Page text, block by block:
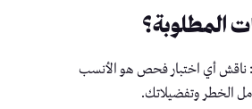
المطلوبة؟
ناقش أي اختبار فحص هو الأنسب
الخطر وتفضيلاتك.